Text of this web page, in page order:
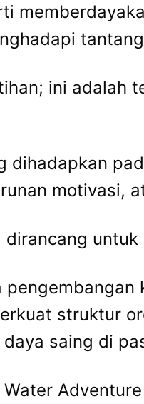
ini adalah
dihadapkan
motivasi,
struktur
saing di